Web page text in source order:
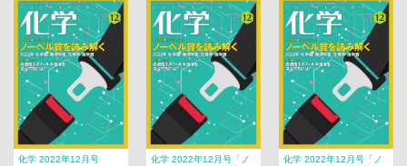
化学 2022年12月号
化学 2022年12月号「ノ
化学 2022年12月号「ノ